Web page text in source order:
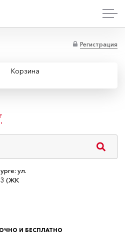
Регистрация
Корзина
ул.
3 (ЖК
И БЕСПЛАТНО